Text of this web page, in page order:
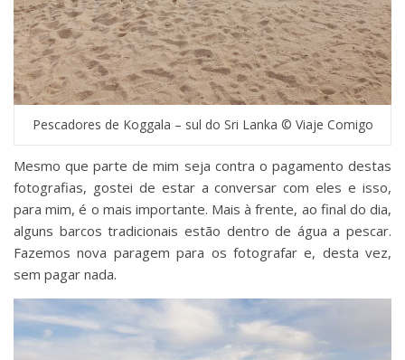
Pescadores de Koggala – sul do Sri Lanka © Viaje Comigo
Mesmo que parte de mim seja contra o pagamento destas
fotografias, gostei de estar a conversar com eles e isso,
para mim, é o mais importante. Mais à frente, ao final do dia,
alguns barcos tradicionais estão dentro de água a pescar.
Fazemos nova paragem para os fotografar e, desta vez,
sem pagar nada.